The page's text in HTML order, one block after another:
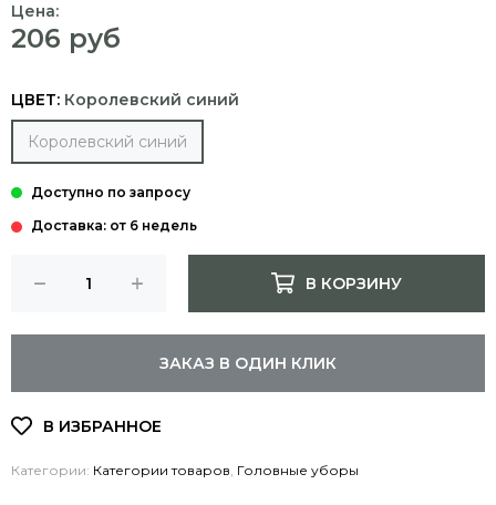
Цена:
206 руб
ЦВЕТ: Королевский синий
Королевский синий
Доставка: от 6 недель
В КОРЗИНУ
ЗАКАЗ В ОДИН КЛИК
Категории: Категории товаров Головные уборы